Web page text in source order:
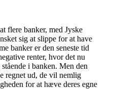
flere banker, med Jyske
sig at slippe for at have
banker er den seneste tid
renter, hvor det nu
i banken. Men den
regnet ud, de vil nemlig
for at hæve deres egne